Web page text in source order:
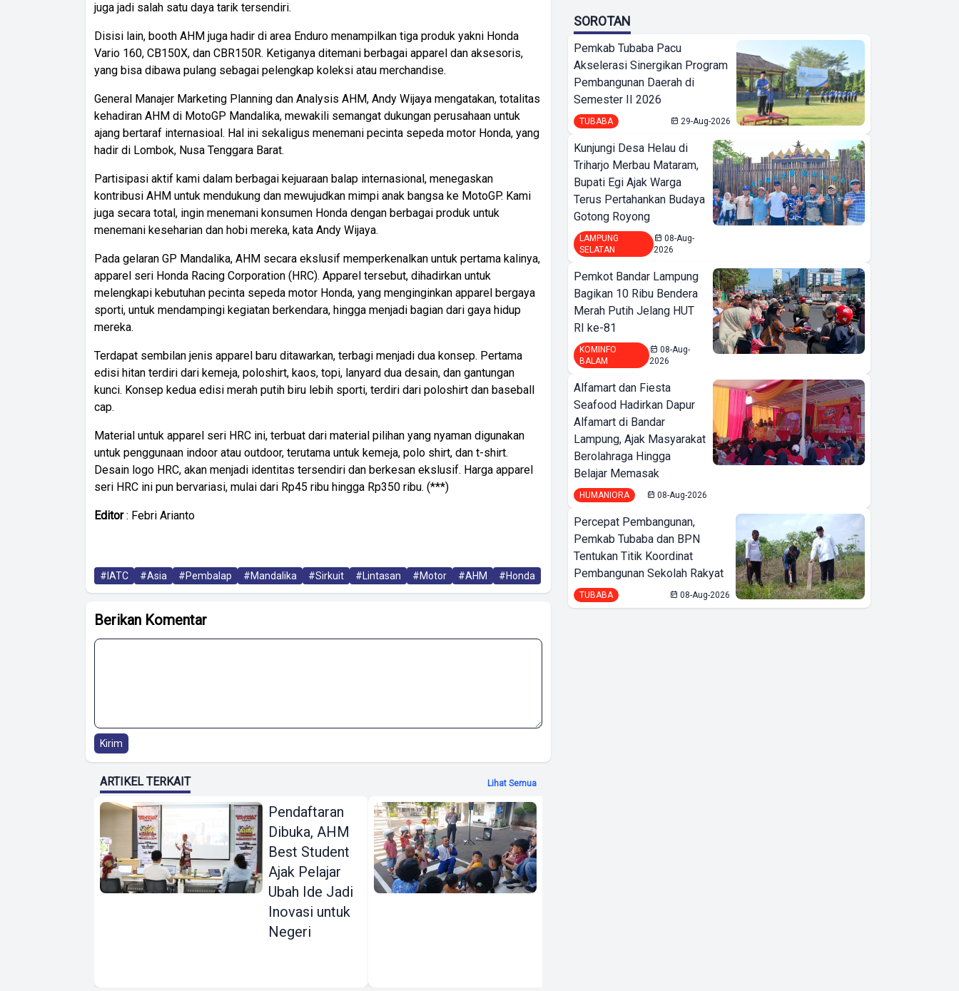
juga jadi salah satu daya tarik tersendiri.
Disisi lain, booth AHM juga hadir di area Enduro menampilkan tiga produk yakni Honda
Vario 160, CB150X, dan CBR150R. Ketiganya ditemani berbagai apparel dan aksesoris,
yang bisa dibawa pulang sebagai pelengkap koleksi atau merchandise.
General Manajer Marketing Planning dan Analysis AHM, Andy Wijaya mengatakan, totalitas
kehadiran AHM di MotoGP Mandalika, mewakili semangat dukungan perusahaan untuk
ajang bertaraf internasioal. Hal ini sekaligus menemani pecinta sepeda motor Honda, yang
hadir di Lombok, Nusa Tenggara Barat.
Partisipasi aktif kami dalam berbagai kejuaraan balap internasional, menegaskan
kontribusi AHM untuk mendukung dan mewujudkan mimpi anak bangsa ke MotoGP. Kami
juga secara total, ingin menemani konsumen Honda dengan berbagai produk untuk
menemani keseharian dan hobi mereka, kata Andy Wijaya.
Pada gelaran GP Mandalika, AHM secara ekslusif memperkenalkan untuk pertama kalinya,
apparel seri Honda Racing Corporation (HRC). Apparel tersebut, dihadirkan untuk
melengkapi kebutuhan pecinta sepeda motor Honda, yang menginginkan apparel bergaya
sporti, untuk mendampingi kegiatan berkendara, hingga menjadi bagian dari gaya hidup
mereka.
Terdapat sembilan jenis apparel baru ditawarkan, terbagi menjadi dua konsep. Pertama
edisi hitan terdiri dari kemeja, poloshirt, kaos, topi, lanyard dua desain, dan gantungan
kunci. Konsep kedua edisi merah putih biru lebih sporti, terdiri dari poloshirt dan baseball
cap.
Material untuk apparel seri HRC ini, terbuat dari material pilihan yang nyaman digunakan
untuk penggunaan indoor atau outdoor, terutama untuk kemeja, polo shirt, dan t-shirt.
Desain logo HRC, akan menjadi identitas tersendiri dan berkesan ekslusif. Harga apparel
seri HRC ini pun bervariasi, mulai dari Rp45 ribu hingga Rp350 ribu. (***)
Editor: Febri Arianto
#IATC #Asia #Pembalap #Mandalika #Sirkuit #Lintasan #Motor #AHM #Honda
Berikan Komentar
Kirim
ARTIKEL TERKAIT Lihat Semua
Pendaftaran
Dibuka, AHM
Best Student
Ajak Pelajar
Ubah Ide Jadi
Inovasi untuk
Negeri
SOROTAN
Pemkab Tubaba Pacu
Akselerasi Sinergikan Program
Pembangunan Daerah di
Semester II 2026
TUBABA 29-Aug-2026
Kunjungi Desa Helau di
Triharjo Merbau Mataram,
Bupati Egi Ajak Warga
Terus Pertahankan Budaya
Gotong Royong
LAMPUNG
SELATAN
08-Aug-
2026
Pemkot Bandar Lampung
Bagikan 10 Ribu Bendera
Merah Putih Jelang HUT
RI ke-81
KOMINFO
BALAM
08-Aug-
2026
Alfamart dan Fiesta
Seafood Hadirkan Dapur
Alfamart di Bandar
Lampung, Ajak Masyarakat
Berolahraga Hingga
Belajar Memasak
HUMANIORA 08-Aug-2026
Percepat Pembangunan,
Pemkab Tubaba dan BPN
Tentukan Titik Koordinat
Pembangunan Sekolah Rakyat
TUBABA 08-Aug-2026